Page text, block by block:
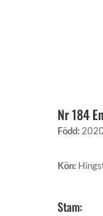
Nr 184
Född: 2020
Kön:
Stam: